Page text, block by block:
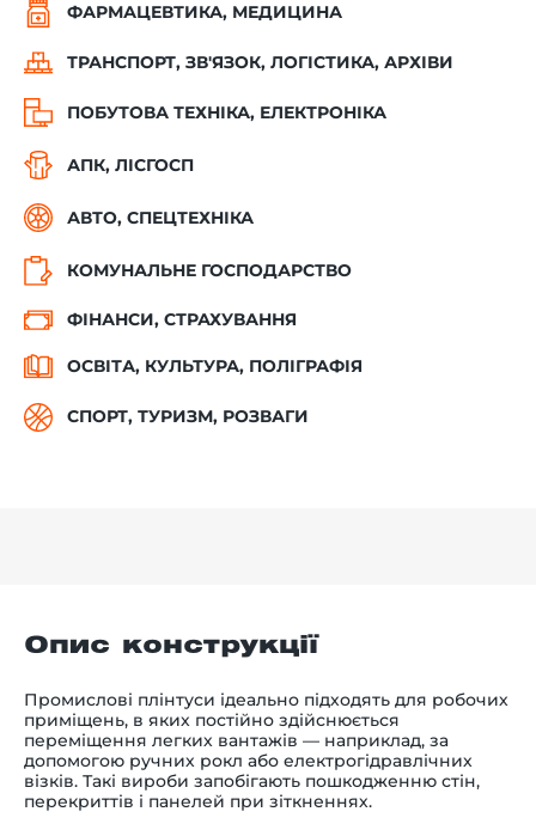
ФАРМАЦЕВТИКА, МЕДИЦИНА
ТРАНСПОРТ, ЗВ'ЯЗОК, ЛОГІСТИКА, АРХІВИ
ПОБУТОВА ТЕХНІКА, ЕЛЕКТРОНІКА
АПК, ЛІСГОСП
АВТО, СПЕЦТЕХНІКА
КОМУНАЛЬНЕ ГОСПОДАРСТВО
ФІНАНСИ, СТРАХУВАННЯ
ОСВІТА, КУЛЬТУРА, ПОЛІГРАФІЯ
СПОРТ, ТУРИЗМ, РОЗВАГИ
Опис конструкції
Промислові плінтуси ідеально підходять для робочих
приміщень, в яких постійно здійснюється
переміщення легких вантажів — наприклад, за
допомогою ручних рокл або електрогідравлічних
візків. Такі вироби запобігають пошкодженню стін,
перекриттів і панелей при зіткненнях.